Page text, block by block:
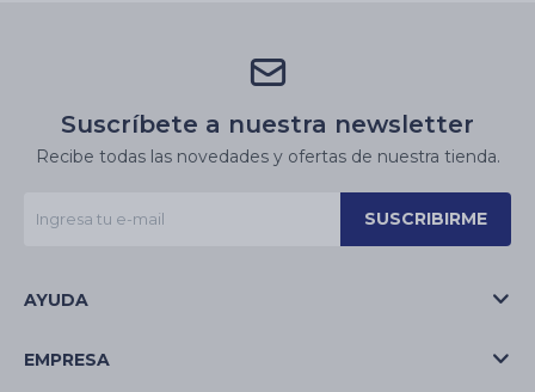
Suscríbete a nuestra newsletter
Recibe todas las novedades y ofertas de nuestra tienda.
SUSCRIBIRME
AYUDA
EMPRESA